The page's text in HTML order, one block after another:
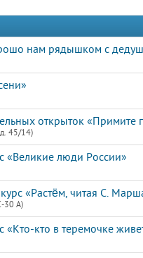
нам рядышком с
открыток «Примите
45/14)
«Великие люди России»
«Растём, читая С.
30 А)
«Кто-кто в теремочке